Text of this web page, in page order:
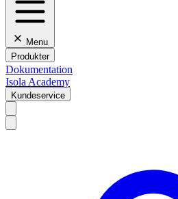
Menu
Produkter
Dokumentation
Isola Academy
Kundeservice